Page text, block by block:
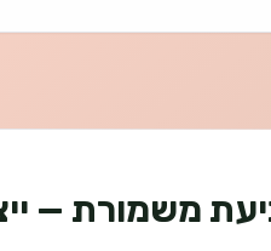
משמורת —